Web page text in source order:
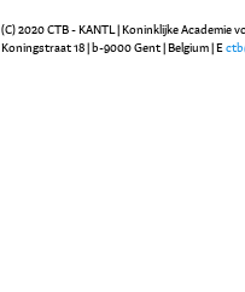
(C) 2020 CTB - KANTL | Koninklijke Academie
Koningstraat 18 | b-9000 Gent | Belgium | E